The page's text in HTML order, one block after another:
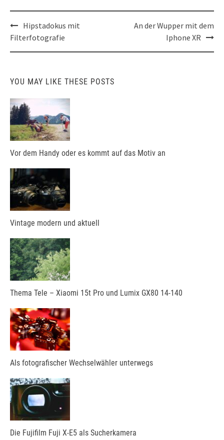
Post
navigation
Hipstadokus mit
Filterfotografie
An der Wupper mit dem
Iphone XR
YOU MAY LIKE THESE POSTS
Vor dem Handy oder es kommt auf das Motiv an
Vintage modern und aktuell
Thema Tele – Xiaomi 15t Pro und Lumix GX80 14-140
Als fotografischer Wechselwähler unterwegs
Die Fujifilm Fuji X-E5 als Sucherkamera